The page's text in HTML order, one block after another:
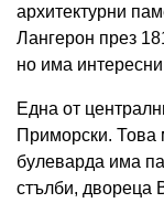
архитектурни
Лангерон през
но има
Една от
Приморски. Това
булеварда има
стълби, двореца